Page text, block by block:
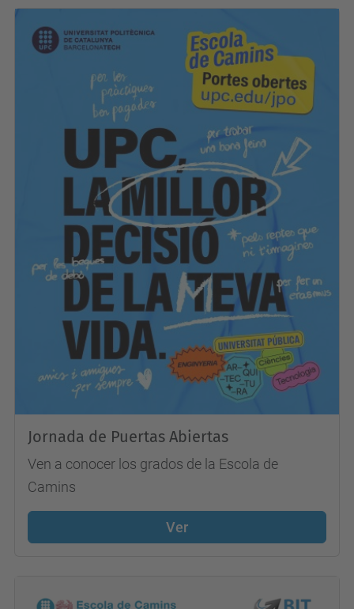
Jornada de Puertas Abiertas
Ven a conocer los grados de la Escola de
Camins
Ver